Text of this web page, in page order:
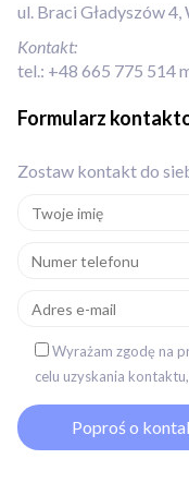
ul. Braci Gładyszów 4,
Kontakt:
tel.: +48 665 775 514
Formularz
Zostaw kontakt do
Wyrażam zgodę na
celu uzyskania